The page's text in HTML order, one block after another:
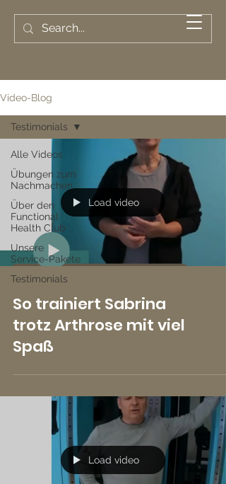
KOSTENLOSES
PROBETRAINING
Video-Blog
Alle Videos
Übungen zum
Nachmachen
Über den
Functional
Health Club
Unsere
Service-Pakete
Testimonials
Testimonials
Load video
So trainiert Sabrina
trotz Arthrose mit viel
Spaß
Load video